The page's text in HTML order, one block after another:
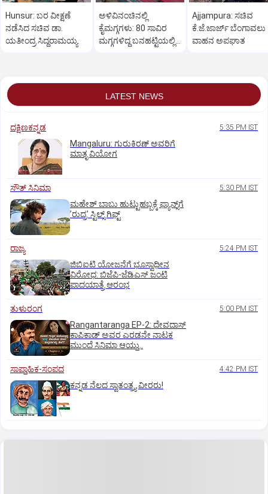
Hunsur: ಬರ ವೀಕ್ಷಣೆ
ನಡೆಸಿದ ಸಚಿವ ಡಾ.
ಯತೀಂದ್ರ ಸಿದ್ದರಾಮಯ್ಯ
ಅಳಿವಿನಂಚಿನಲ್ಲಿ
ಕೈಮಗ್ಗಗಳು: 80 ಸಾವಿರ
ಮಗ್ಗಗಳಿದ್ದ ಬನಹಟ್ಟಿಯಲ್ಲಿ
Ajjampura: ಸಚಿವ
ಕೆ.ಜೆ.ಜಾರ್ಜ್ ಬೆಂಗಾವಲು
ವಾಹನ ಅಪಘಾತ
LATEST NEWS
ದಕ್ಷಿಣಕನ್ನಡ 5:35 PM IST
Mangaluru: ಗುರುಕಿರಣ್ ಅವರಿಗೆ
ಮಾತೃ ವಿಯೋಗ
ಸೌತ್‌ ಸಿನಿಮಾ 5:30 PM IST
ಮಹೇಶ್‌ ಬಾಬು ಹುಟ್ಟುಹಬ್ಬಕ್ಕೆ ಫ್ಯಾನ್ಸ್‌ಗೆ
ʼರುದ್ರʼ ಸ್ಟಿಲ್ಸ್‌ ಗಿಫ್ಟ್
ರಾಜ್ಯ 5:24 PM IST
ಜಿಬಿಐಟಿ ಯೋಜನೆಗೆ ಭೂಸ್ವಾಧೀನ
ವಿರೋಧ: ಬಿಜೆಪಿ-ಜೆಡಿಎಸ್‌ ಜಂಟಿ
ಪಾದಯಾತ್ರೆ ಆರಂಭ
ತುಳುರಂಗ 5:00 PM IST
Rangantaranga EP-2: ದೇವದಾಸ್
ಕಾಪಿಕಾಡ್‌ ಅವರ ಎರಡನೇ ನಾಟಕ
ಮುಂದೆ ಸಿನಿಮಾ ಆಯ್ತು..
ಸಾಪ್ತಾಹಿಕ-ಸಂಪದ 4:42 PM IST
ಕನ್ನಡ ನೆಲದ ಸ್ವಾತಂತ್ರ್ಯ ವೀರರು!